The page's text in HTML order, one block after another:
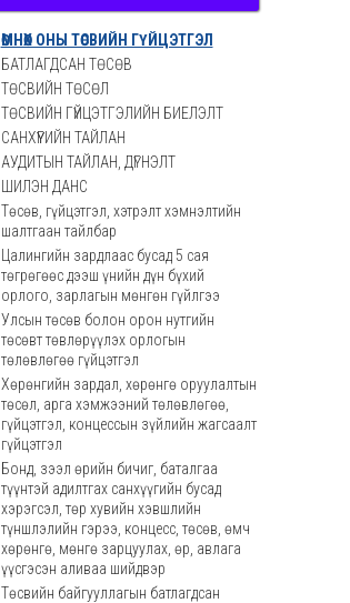
ӨМНӨХ ОНЫ ТӨСВИЙН ГҮЙЦЭТГЭЛ
БАТЛАГДСАН ТӨСӨВ
ТӨСВИЙН ТӨСӨЛ
ТӨСВИЙН ГҮЙЦЭТГЭЛИЙН БИЕЛЭЛТ
САНХҮҮГИЙН ТАЙЛАН
АУДИТЫН ТАЙЛАН, ДҮГНЭЛТ
ШИЛЭН ДАНС
Төсөв, гүйцэтгэл, хэтрэлт хэмнэлтийн
шалтгаан тайлбар
Цалингийн зардлаас бусад 5 сая
төгрөгөөс дээш үнийн дүн бүхий
орлого, зарлагын мөнгөн гүйлгээ
Улсын төсөв болон орон нутгийн
төсөвт төвлөрүүлэх орлогын
төлөвлөгөө гүйцэтгэл
Хөрөнгийн зардал, хөрөнгө оруулалтын
төсөл, арга хэмжээний төлөвлөгөө,
гүйцэтгэл, концессын зүйлийн жагсаалт
гүйцэтгэл
Бонд, зээл өрийн бичиг, баталгаа
түүнтэй адилтгах санхүүгийн бусад
хэрэгсэл, төр хувийн хэвшлийн
түншлэлийн гэрээ, концесс, төсөв, өмч
хөрөнгө, мөнгө зарцуулах, өр, авлага
үүсгэсэн аливаа шийдвэр
Төсвийн байгууллагын батлагдсан